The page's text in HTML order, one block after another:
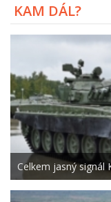
KAM DÁL?
Celkem jasný signál